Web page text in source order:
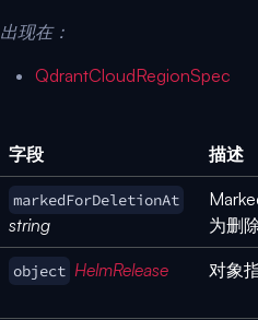
出现在：
QdrantCloudRegionSpec
字段 描述
markedForDeletionAt
string
为删
object HelmRelease 对象